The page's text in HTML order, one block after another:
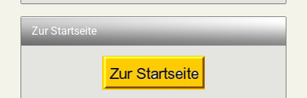
Zur Startseite